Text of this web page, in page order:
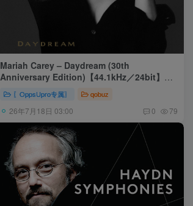
Mariah Carey – Daydream (30th
Anniversary Edition)【44.1kHz／24bit】美
〖OppsUpro专属〗 qobuz
26年7月18日 03:00 0 79